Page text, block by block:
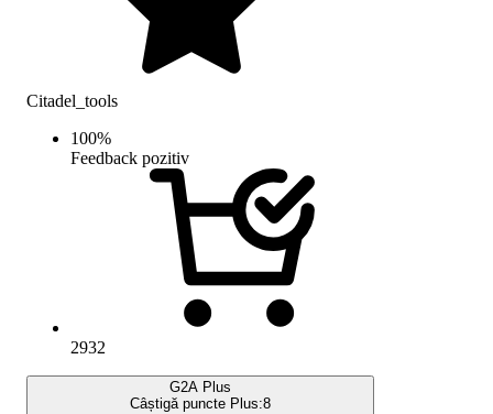
Citadel_tools
100%
Feedback pozitiv
2932
G2A Plus
Câștigă puncte Plus:8